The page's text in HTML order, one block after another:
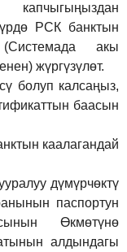
РСК банктын
акы
жүргүзүлөт.
болуп калсаңыз,
баасын
каалагандай
дүмүрчөктү
паспортун
Өкмөтүнө
алдындагы